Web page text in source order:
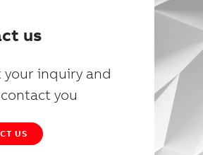
us
inquiry and
you
US